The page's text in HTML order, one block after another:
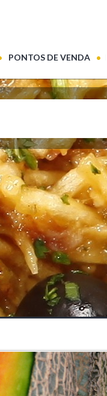
PONTOS DE VENDA